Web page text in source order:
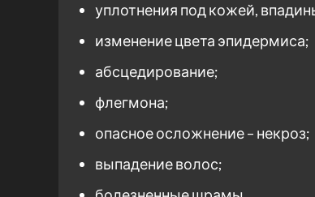
уплотнения под кожей,
изменение цвета эпидермиса;
абсцедирование;
флегмона;
опасное осложнение – некроз;
выпадение волос;